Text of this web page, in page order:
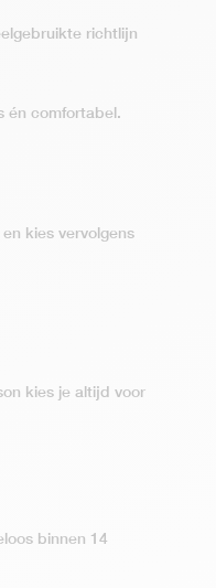
richtlijn
én comfortabel.
kies vervolgens
kies je altijd voor
binnen 14